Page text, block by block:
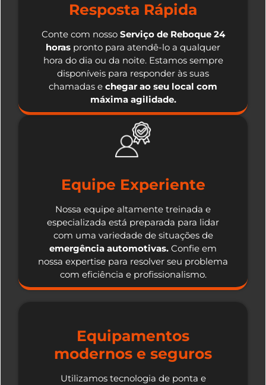
Resposta Rápida
Conte com nosso Serviço de Reboque 24
horas pronto para atendê-lo a qualquer
hora do dia ou da noite. Estamos sempre
disponíveis para responder às suas
chamadas e chegar ao seu local com
máxima agilidade.
Equipe Experiente
Nossa equipe altamente treinada e
especializada está preparada para lidar
com uma variedade de situações de
emergência automotivas. Confie em
nossa expertise para resolver seu problema
com eficiência e profissionalismo.
Equipamentos
modernos e seguros
Utilizamos tecnologia de ponta e